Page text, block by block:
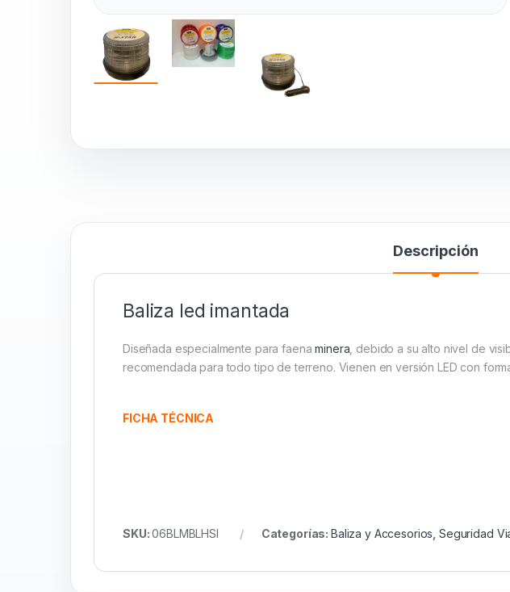
Descripción
Baliza led imantada
Diseñada especialmente para faenaminera , debido a su alto nivel de
recomendada para todo tipo de terreno. Vienen en versión LED con
FICHA TÉCNICA
SKU:06BLMBLHSI Categorías: Baliza y Accesorios ,Seguridad